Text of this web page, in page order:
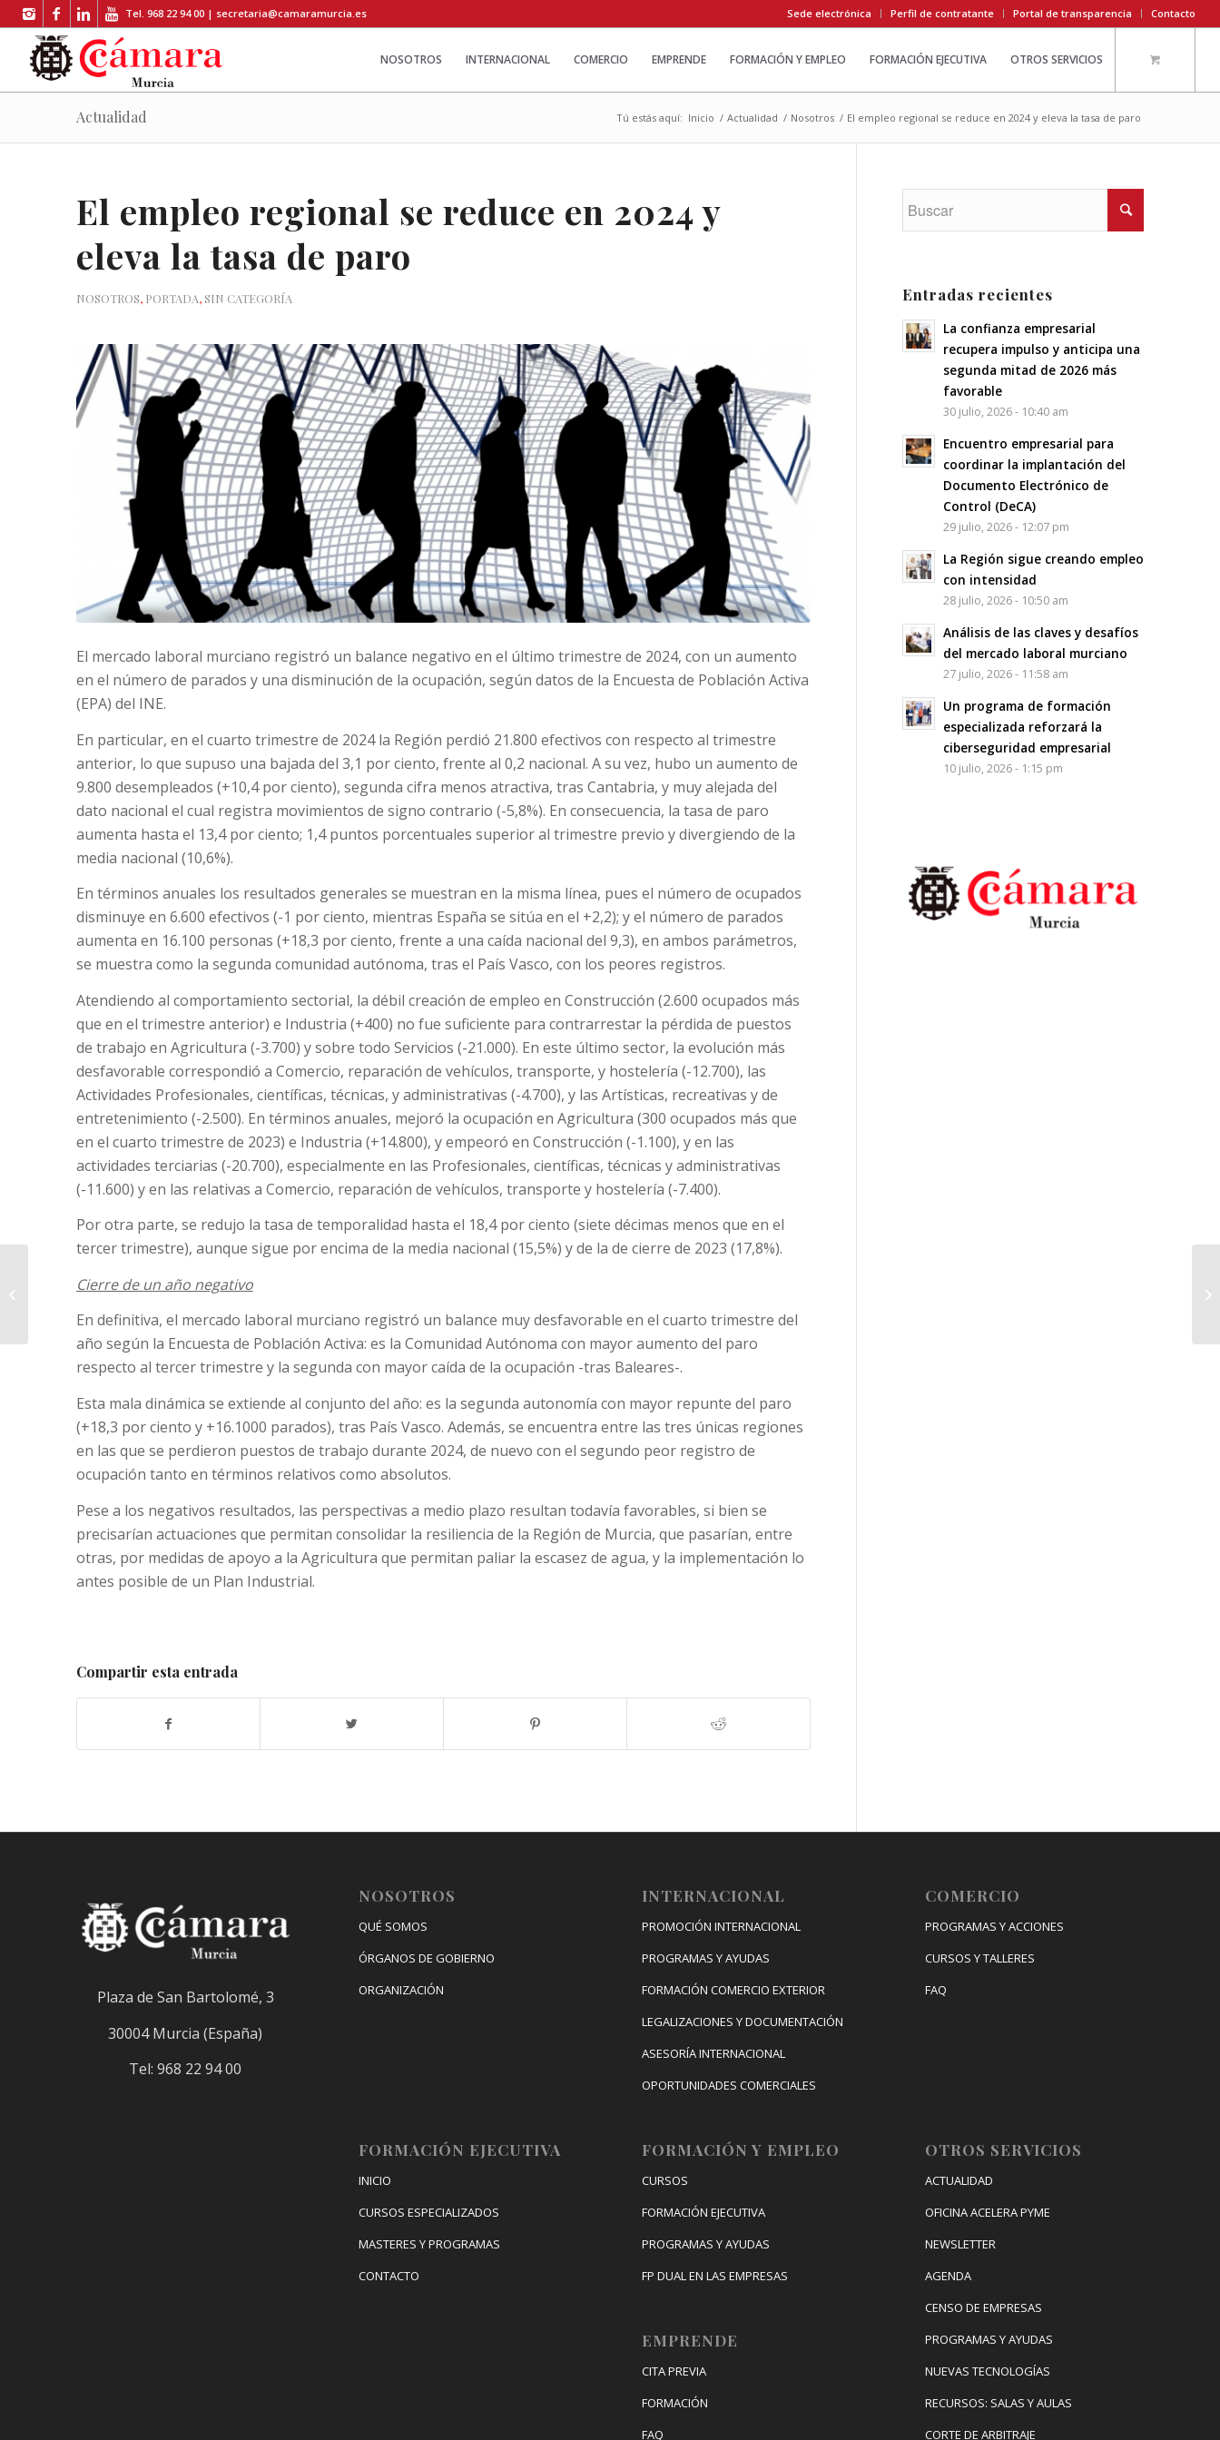
Sede electrónica Perfil de contratante Portal de transparencia Contacto
Tel. 968 22 94 00 | secretaria@camaramurcia.es
NOSOTROS INTERNACIONAL COMERCIO EMPRENDE FORMACIÓN Y EMPLEO FORMACIÓN EJECUTIVA OTROS SERVICIOS
Actualidad Tú estás aquí: Inicio / Actualidad / Nosotros / El empleo regional se reduce en 2024 y eleva la tasa de paro
El empleo regional se reduce en 2024 y
eleva la tasa de paro
NOSOTROS, PORTADA, SIN CATEGORÍA
El mercado laboral murciano registró un balance negativo en el último trimestre de 2024, con un aumento
en el número de parados y una disminución de la ocupación, según datos de la Encuesta de Población Activa
(EPA) del INE.
En particular, en el cuarto trimestre de 2024 la Región perdió 21.800 efectivos con respecto al trimestre
anterior, lo que supuso una bajada del 3,1 por ciento, frente al 0,2 nacional. A su vez, hubo un aumento de
9.800 desempleados (+10,4 por ciento), segunda cifra menos atractiva, tras Cantabria, y muy alejada del
dato nacional el cual registra movimientos de signo contrario (-5,8%). En consecuencia, la tasa de paro
aumenta hasta el 13,4 por ciento; 1,4 puntos porcentuales superior al trimestre previo y divergiendo de la
media nacional (10,6%).
En términos anuales los resultados generales se muestran en la misma línea, pues el número de ocupados
disminuye en 6.600 efectivos (-1 por ciento, mientras España se sitúa en el +2,2); y el número de parados
aumenta en 16.100 personas (+18,3 por ciento, frente a una caída nacional del 9,3), en ambos parámetros,
se muestra como la segunda comunidad autónoma, tras el País Vasco, con los peores registros.
Atendiendo al comportamiento sectorial, la débil creación de empleo en Construcción (2.600 ocupados más
que en el trimestre anterior) e Industria (+400) no fue suficiente para contrarrestar la pérdida de puestos
de trabajo en Agricultura (-3.700) y sobre todo Servicios (-21.000). En este último sector, la evolución más
desfavorable correspondió a Comercio, reparación de vehículos, transporte, y hostelería (-12.700), las
Actividades Profesionales, científicas, técnicas, y administrativas (-4.700), y las Artísticas, recreativas y de
entretenimiento (-2.500). En términos anuales, mejoró la ocupación en Agricultura (300 ocupados más que
en el cuarto trimestre de 2023) e Industria (+14.800), y empeoró en Construcción (-1.100), y en las
actividades terciarias (-20.700), especialmente en las Profesionales, científicas, técnicas y administrativas
(-11.600) y en las relativas a Comercio, reparación de vehículos, transporte y hostelería (-7.400).
Por otra parte, se redujo la tasa de temporalidad hasta el 18,4 por ciento (siete décimas menos que en el
tercer trimestre), aunque sigue por encima de la media nacional (15,5%) y de la de cierre de 2023 (17,8%).
Cierre de un año negativo
En definitiva, el mercado laboral murciano registró un balance muy desfavorable en el cuarto trimestre del
año según la Encuesta de Población Activa: es la Comunidad Autónoma con mayor aumento del paro
respecto al tercer trimestre y la segunda con mayor caída de la ocupación -tras Baleares-.
Esta mala dinámica se extiende al conjunto del año: es la segunda autonomía con mayor repunte del paro
(+18,3 por ciento y +16.1000 parados), tras País Vasco. Además, se encuentra entre las tres únicas regiones
en las que se perdieron puestos de trabajo durante 2024, de nuevo con el segundo peor registro de
ocupación tanto en términos relativos como absolutos.
Pese a los negativos resultados, las perspectivas a medio plazo resultan todavía favorables, si bien se
precisarían actuaciones que permitan consolidar la resiliencia de la Región de Murcia, que pasarían, entre
otras, por medidas de apoyo a la Agricultura que permitan paliar la escasez de agua, y la implementación lo
antes posible de un Plan Industrial.
Compartir esta entrada
Entradas recientes
La confianza empresarial
recupera impulso y anticipa una
segunda mitad de 2026 más
favorable
30 julio, 2026 - 10:40 am
Encuentro empresarial para
coordinar la implantación del
Documento Electrónico de
Control (DeCA)
29 julio, 2026 - 12:07 pm
La Región sigue creando empleo
con intensidad
28 julio, 2026 - 10:50 am
Análisis de las claves y desafíos
del mercado laboral murciano
27 julio, 2026 - 11:58 am
Un programa de formación
especializada reforzará la
ciberseguridad empresarial
10 julio, 2026 - 1:15 pm
Plaza de San Bartolomé, 3
30004 Murcia (España)
Tel: 968 22 94 00
NOSOTROS
QUÉ SOMOS
ÓRGANOS DE GOBIERNO
ORGANIZACIÓN
FORMACIÓN EJECUTIVA
INICIO
CURSOS ESPECIALIZADOS
MASTERES Y PROGRAMAS
CONTACTO
INTERNACIONAL
PROMOCIÓN INTERNACIONAL
PROGRAMAS Y AYUDAS
FORMACIÓN COMERCIO EXTERIOR
LEGALIZACIONES Y DOCUMENTACIÓN
ASESORÍA INTERNACIONAL
OPORTUNIDADES COMERCIALES
FORMACIÓN Y EMPLEO
CURSOS
FORMACIÓN EJECUTIVA
PROGRAMAS Y AYUDAS
FP DUAL EN LAS EMPRESAS
EMPRENDE
CITA PREVIA
FORMACIÓN
FAQ
COMERCIO
PROGRAMAS Y ACCIONES
CURSOS Y TALLERES
FAQ
OTROS SERVICIOS
ACTUALIDAD
OFICINA ACELERA PYME
NEWSLETTER
AGENDA
CENSO DE EMPRESAS
PROGRAMAS Y AYUDAS
NUEVAS TECNOLOGÍAS
RECURSOS: SALAS Y AULAS
CORTE DE ARBITRAJE
recaudación solidaria